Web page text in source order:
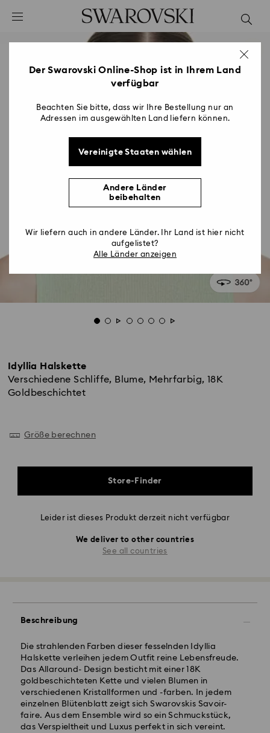
Liste Tastaturkürzel
2 - Footer
Idyllia Halskette
Verschiedene Schliffe, Blume, Mehrfarbig, 18K
Goldbeschichtet
Größe berechnen
Store-Finder
Leider ist dieses Produkt derzeit nicht verfügbar
We deliver to other countries
See all countries
Beschreibung
Die strahlenden Farben dieser fesselnden Idyllia
Halskette verleihen jedem Outfit reine Lebensfreude.
Das Allaround- Design besticht mit einer 18K
goldbeschichteten Kette und vielen Blumen in
verschiedenen Kristallformen und -farben. In jedem
einzelnen Blütenblatt zeigt sich Swarovskis Savoir-
faire. Aus dem Ensemble wird so ein Schmuckstück,
das Verspieltheit und Luxus perfekt in sich vereint.
Der Swarovski Online-Shop ist in Ihrem Land
verfügbar
Beachten Sie bitte, dass wir Ihre Bestellung nur an
Adressen im ausgewählten Land liefern können.
Vereinigte Staaten wählen
Andere Länder
beibehalten
Wir liefern auch in andere Länder. Ihr Land ist hier nicht
aufgelistet?
Alle Länder anzeigen